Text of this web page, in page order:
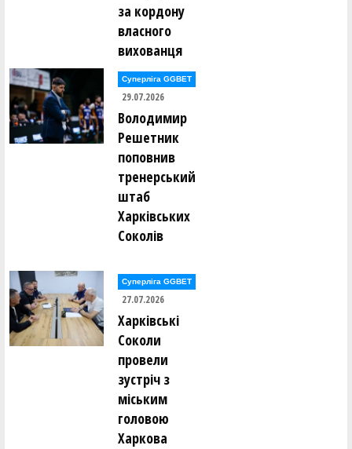
Вясчеслав Севаст'янов ()
Євген Селіванов ()
Світлана Середня ()
Олег Сивулицький ()
Валентин Сліпуха ()
Сергій Слободянюк ()
В'ячеслав Слюсар ()
Станіслав Смірнов ()
Віктор Соболевський ()
Антон Соловйов ()
Анна Сорокіна (Литвин) ()
Євгенія Спітковська ()
Богдан Стеценко ()
Ярослав Стецюк ()
Максим Суслов ()
Едуард Тельчаров ()
Олексій Тимощук ()
Сергій Тисленко ()
Андрій Тихонов ()
Олександр Тюрін ()
за кордону
власного
вихованця
Суперліга GGBET
29.07.2026
Володимир
Решетник
поповнив
тренерський
штаб
Харківських
Соколів
Суперліга GGBET
27.07.2026
Харківські
Соколи
провели
зустріч з
міським
головою
Харкова